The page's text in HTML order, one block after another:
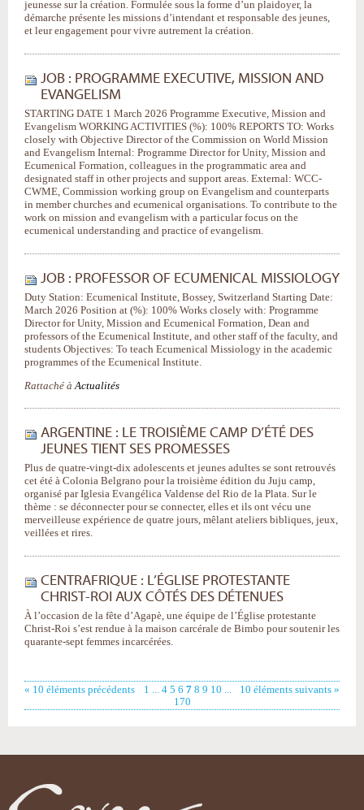
jeunesse sur la création. Formulée sous la forme d’un plaidoyer, la
démarche présente les missions d’intendant et responsable des jeunes,
et leur engagement pour vivre autrement la création.
JOB : PROGRAMME EXECUTIVE, MISSION AND
EVANGELISM
STARTING DATE 1 March 2026 Programme Executive, Mission and
Evangelism WORKING ACTIVITIES (%): 100% REPORTS TO: Works
closely with Objective Director of the Commission on World Mission
and Evangelism Internal: Programme Director for Unity, Mission and
Ecumenical Formation, colleagues in the programmatic area and
designated staff in other projects and support areas. External: WCC-
CWME, Commission working group on Evangelism and counterparts
in member churches and ecumenical organisations. To contribute to the
work on mission and evangelism with a particular focus on the
ecumenical understanding and practice of evangelism.
JOB : PROFESSOR OF ECUMENICAL MISSIOLOGY
Duty Station: Ecumenical Institute, Bossey, Switzerland Starting Date:
March 2026 Position at (%): 100% Works closely with: Programme
Director for Unity, Mission and Ecumenical Formation, Dean and
professors of the Ecumenical Institute, and other staff of the faculty, and
students Objectives: To teach Ecumenical Missiology in the academic
programmes of the Ecumenical Institute.
Rattaché à Actualités
ARGENTINE : LE TROISIÈME CAMP D’ÉTÉ DES
JEUNES TIENT SES PROMESSES
Plus de quatre-vingt-dix adolescents et jeunes adultes se sont retrouvés
cet été à Colonia Belgrano pour la troisième édition du Juju camp,
organisé par Iglesia Evangélica Valdense del Rio de la Plata. Sur le
thème : se déconnecter pour se connecter, elles et ils ont vécu une
merveilleuse expérience de quatre jours, mêlant ateliers bibliques, jeux,
veillées et rires.
CENTRAFRIQUE : L’ÉGLISE PROTESTANTE
CHRIST-ROI AUX CÔTÉS DES DÉTENUES
À l’occasion de la fête d’Agapè, une équipe de l’Église protestante
Christ-Roi s’est rendue à la maison carcérale de Bimbo pour soutenir les
quarante-sept femmes incarcérées.
« 10 éléments précédents 10 éléments suivants »
1 ... 4 5 6 7 8 9 10 ...
170